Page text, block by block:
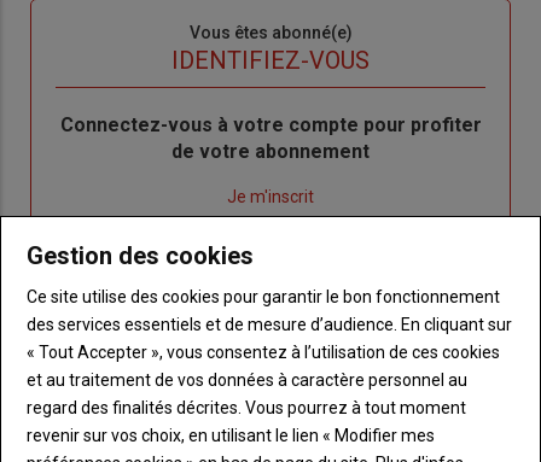
Vous êtes abonné(e)
IDENTIFIEZ-VOUS
Body
Connectez-vous à votre compte pour profiter
de votre abonnement
un
compte"
Je m'inscrit
"Réinitialiser
mot
de
passe"
"Je
me
connecte"
Je me connecte
Sous-
titre
Vous n'êtes pas abonné(e)
TITRE CRÉEZ UN COMPTE
Gestion des cookies
Ce site utilise des cookies pour garantir le bon fonctionnement
des services essentiels et de mesure d’audience. En cliquant sur
« Tout Accepter », vous consentez à l’utilisation de ces cookies
et au traitement de vos données à caractère personnel au
regard des finalités décrites. Vous pourrez à tout moment
revenir sur vos choix, en utilisant le lien « Modifier mes